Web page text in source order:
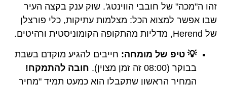
זהו ה"מכה" של חובבי הווינטג'. שוק ענק בקצה העיר
שבו אפשר למצוא הכל: מצלמות עתיקות, כלי פורצלן
של Herend, מדליות מהתקופה הקומוניסטית ורהיטים.
💡 טיפ של מומחה: חייבים להגיע מוקדם בשבת
בבוקר (08:00 זה זמן מצוין).
חובה להתמקח!
המחיר הראשון שתקבלו הוא כמעט תמיד "מחיר